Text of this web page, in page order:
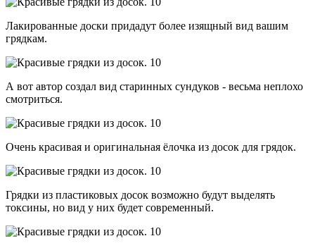
Лакированные доски придадут более изящный вид вашим
грядкам.
А вот автор создал вид старинных сундуков - весьма неплохо
смотриться.
Очень красивая и оригинальная ёлочка из досок для грядок.
Грядки из пластиковых досок возможно будут выделять
токсины, но вид у них будет современный.